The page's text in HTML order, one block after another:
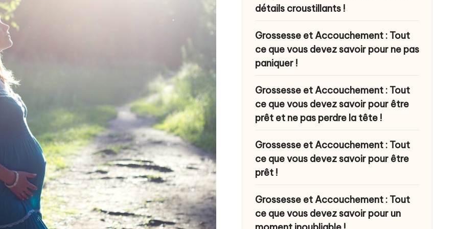
détails croustillants !
Grossesse et Accouchement : Tout
ce que vous devez savoir pour ne pas
paniquer !
Grossesse et Accouchement : Tout
ce que vous devez savoir pour être
prêt et ne pas perdre la tête !
Grossesse et Accouchement : Tout
ce que vous devez savoir pour être
prêt !
Grossesse et Accouchement : Tout
ce que vous devez savoir pour un